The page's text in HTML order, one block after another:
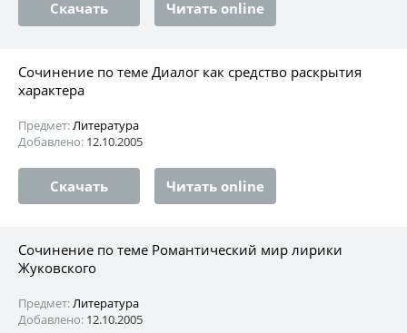
Скачать Читать online
Сочинение по теме Диалог как средство раскрытия
характера
Предмет:Литература
Добавлено: 12.10.2005
Скачать Читать online
Сочинение по теме Романтический мир лирики
Жуковского
Предмет:Литература
Добавлено: 12.10.2005